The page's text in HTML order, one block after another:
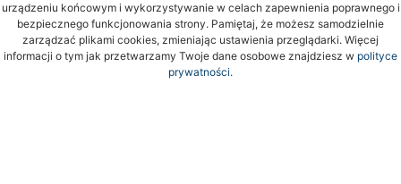
urządzeniu końcowym i wykorzystywanie w celach zapewnienia poprawnego i
bezpiecznego funkcjonowania strony. Pamiętaj, że możesz samodzielnie
zarządzać plikami cookies, zmieniając ustawienia przeglądarki. Więcej
informacji o tym jak przetwarzamy Twoje dane osobowe znajdziesz w polityce
prywatności.